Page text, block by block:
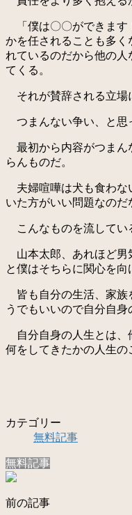
「僕は〇〇ができます
かを任されることも多く
れているのだから他の
てくる。
それが賛辞される立場
つまんない争い、と思
最初から内容がつまん
らんものだ。
夫婦喧嘩は犬も食わな
いた方がいい問題なのだ
こんなものを流してい
山本太郎、あれほど男
と僕はそちらに関心を向
皆も自分の生活、家族
うでもいいので自分自身
自分自身の人生とは、
何をしてきたかの人生の
カテゴリー
無料記事
無料記事
前の記事